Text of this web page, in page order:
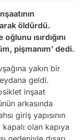
öldürdü.
ısırdığını
pişmanım' dedi.
yakın bir
geldi.
inşaat
arkasında
giriş yapısının
kapalı olan kapıya